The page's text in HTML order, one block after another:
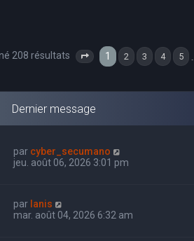
208 résultats Page 1sur 7
1 2 3 4 5
Dernier message
par cyber_secumano
jeu. août 06, 2026 3:01 pm
par Ianis
mar. août 04, 2026 6:32 am